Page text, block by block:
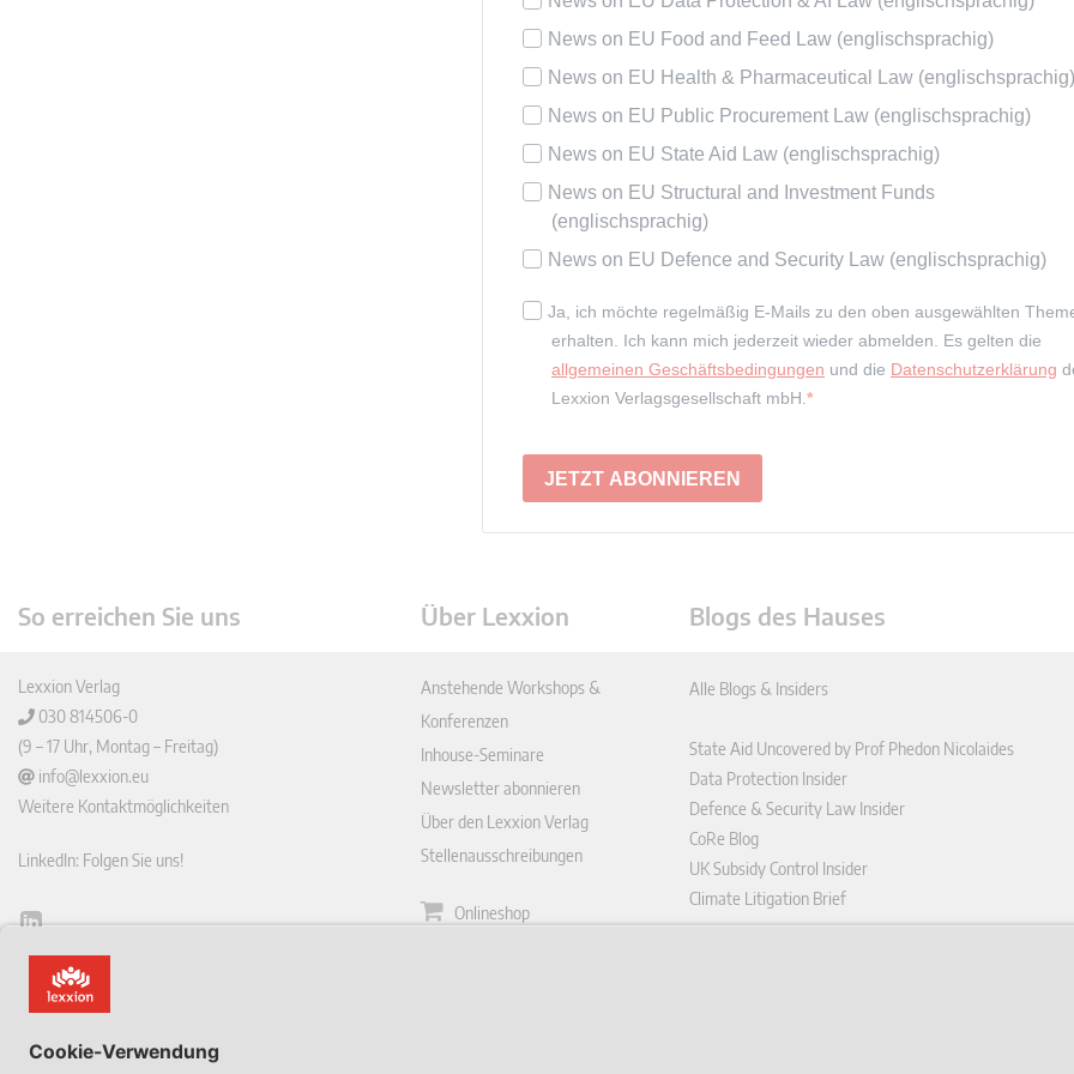
News on EU Food and Feed Law (englischsprachig)
News on EU Health & Pharmaceutical Law (englischsprachig)
News on EU Public Procurement Law (englischsprachig)
News on EU State Aid Law (englischsprachig)
News on EU Structural and Investment Funds
(englischsprachig)
News on EU Defence and Security Law (englischsprachig)
Ja, ich möchte regelmäßig E-Mails zu den oben ausgewählten
erhalten. Ich kann mich jederzeit wieder abmelden. Es gelten die
allgemeinen Geschäftsbedingungen und die Datenschutzerklärung
Lexxion Verlagsgesellschaft mbH.
JETZT ABONNIEREN
So erreichen Sie uns
Lexxion Verlag
030 814506-0
(9 – 17 Uhr, Montag – Freitag)
info@lexxion.eu
Weitere Kontaktmöglichkeiten
LinkedIn: Folgen Sie uns!
Lin
ked
English Version
This is the German version of Lexxions website.
Click below to view the English version:
Über Lexxion
Anstehende Workshops &
Konferenzen
Inhouse-Seminare
Newsletter abonnieren
Über den Lexxion Verlag
Stellenausschreibungen
Onlineshop
Blogs des Hauses
Alle Blogs & Insiders
State Aid Uncovered by Prof Phedon Nicolaides
Data Protection Insider
Defence & Security Law Insider
CoRe Blog
UK Subsidy Control Insider
Climate Litigation Brief